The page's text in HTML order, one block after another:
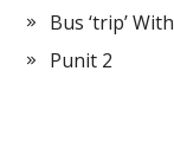
Bus ‘trip’
Punit 2